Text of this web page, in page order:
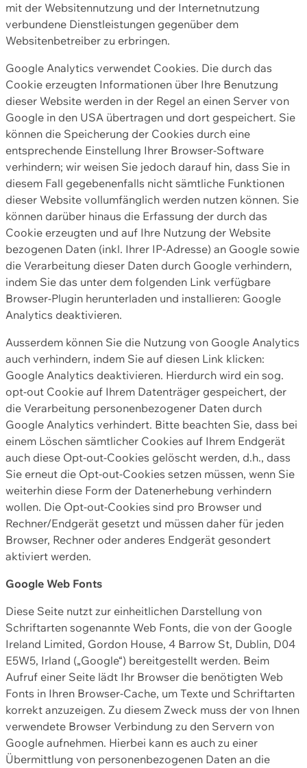
mit der Websitennutzung und der Internetnutzung
verbundene Dienstleistungen gegenüber dem
Websitenbetreiber zu erbringen.
Google Analytics verwendet Cookies. Die durch das
Cookie erzeugten Informationen über Ihre Benutzung
dieser Website werden in der Regel an einen Server von
Google in den USA übertragen und dort gespeichert. Sie
können die Speicherung der Cookies durch eine
entsprechende Einstellung Ihrer Browser-Software
verhindern; wir weisen Sie jedoch darauf hin, dass Sie in
diesem Fall gegebenenfalls nicht sämtliche Funktionen
dieser Website vollumfänglich werden nutzen können. Sie
können darüber hinaus die Erfassung der durch das
Cookie erzeugten und auf Ihre Nutzung der Website
bezogenen Daten (inkl. Ihrer IP-Adresse) an Google sowie
die Verarbeitung dieser Daten durch Google verhindern,
indem Sie das unter dem folgenden Link verfügbare
Browser-Plugin herunterladen und installieren: Google
Analytics deaktivieren.
Ausserdem können Sie die Nutzung von Google Analytics
auch verhindern, indem Sie auf diesen Link klicken:
Google Analytics deaktivieren. Hierdurch wird ein sog.
opt-out Cookie auf Ihrem Datenträger gespeichert, der
die Verarbeitung personenbezogener Daten durch
Google Analytics verhindert. Bitte beachten Sie, dass bei
einem Löschen sämtlicher Cookies auf Ihrem Endgerät
auch diese Opt-out-Cookies gelöscht werden, d.h., dass
Sie erneut die Opt-out-Cookies setzen müssen, wenn Sie
weiterhin diese Form der Datenerhebung verhindern
wollen. Die Opt-out-Cookies sind pro Browser und
Rechner/Endgerät gesetzt und müssen daher für jeden
Browser, Rechner oder anderes Endgerät gesondert
aktiviert werden.
Google Web Fonts
Diese Seite nutzt zur einheitlichen Darstellung von
Schriftarten sogenannte Web Fonts, die von der Google
Ireland Limited, Gordon House, 4 Barrow St, Dublin, D04
E5W5, Irland („Google“) bereitgestellt werden. Beim
Aufruf einer Seite lädt Ihr Browser die benötigten Web
Fonts in Ihren Browser-Cache, um Texte und Schriftarten
korrekt anzuzeigen. Zu diesem Zweck muss der von Ihnen
verwendete Browser Verbindung zu den Servern von
Google aufnehmen. Hierbei kann es auch zu einer
Übermittlung von personenbezogenen Daten an die